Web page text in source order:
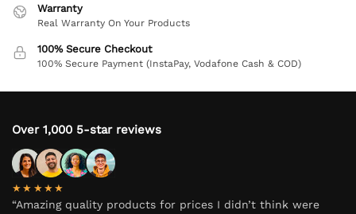
Warranty
Real Warranty On Your Products
100% Secure Checkout
100% Secure Payment (InstaPay, Vodafone Cash & COD)
Over 1,000 5-star reviews
★★★★★
“Amazing quality products for prices I didn’t think were